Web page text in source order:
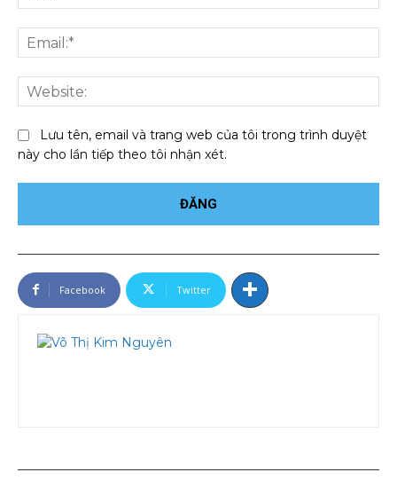
Lưu tên, email và trang web của tôi trong trình duyệt
này cho lần tiếp theo tôi nhận xét.
Facebook Twitter